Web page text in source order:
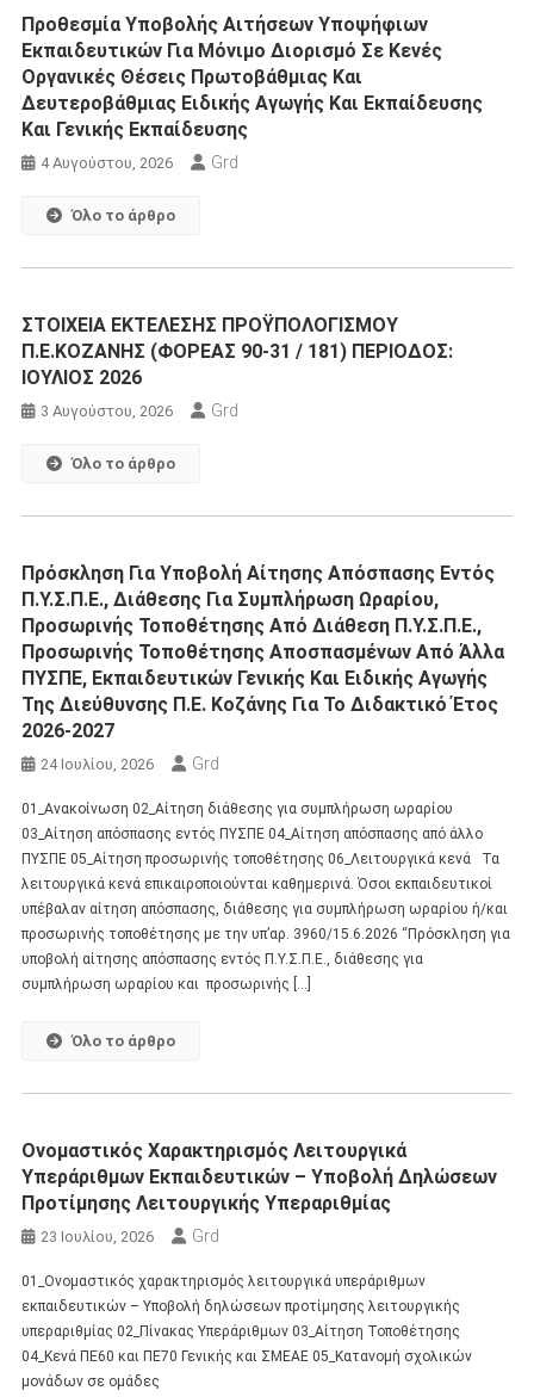
Προθεσμία Υποβολής Αιτήσεων Υποψήφιων
Εκπαιδευτικών Για Μόνιμο Διορισμό Σε Κενές
Οργανικές Θέσεις Πρωτοβάθμιας Και
Δευτεροβάθμιας Ειδικής Αγωγής Και Εκπαίδευσης
Και Γενικής Εκπαίδευσης
4 Αυγούστου, 2026 Grd
Όλο το άρθρο
ΣΤΟΙΧΕΙΑ ΕΚΤΕΛΕΣΗΣ ΠΡΟΫΠΟΛΟΓΙΣΜΟΥ
Π.Ε.ΚΟΖΑΝΗΣ (ΦΟΡΕΑΣ 90-31 / 181) ΠΕΡΙΟΔΟΣ:
ΙΟΥΛΙΟΣ 2026
3 Αυγούστου, 2026 Grd
Όλο το άρθρο
Πρόσκληση Για Υποβολή Αίτησης Απόσπασης Εντός
Π.Υ.Σ.Π.Ε., Διάθεσης Για Συμπλήρωση Ωραρίου,
Προσωρινής Τοποθέτησης Από Διάθεση Π.Υ.Σ.Π.Ε.,
Προσωρινής Τοποθέτησης Αποσπασμένων Από Άλλα
ΠΥΣΠΕ, Εκπαιδευτικών Γενικής Και Ειδικής Αγωγής
Της Διεύθυνσης Π.Ε. Κοζάνης Για Το Διδακτικό Έτος
2026-2027
24 Ιουλίου, 2026 Grd
01_Ανακοίνωση 02_Αίτηση διάθεσης για συμπλήρωση ωραρίου
03_Αίτηση απόσπασης εντός ΠΥΣΠΕ 04_Αίτηση απόσπασης από άλλο
ΠΥΣΠΕ 05_Αίτηση προσωρινής τοποθέτησης 06_Λειτουργικά κενά Τα
λειτουργικά κενά επικαιροποιούνται καθημερινά. Όσοι εκπαιδευτικοί
υπέβαλαν αίτηση απόσπασης, διάθεσης για συμπλήρωση ωραρίου ή/και
προσωρινής τοποθέτησης με την υπ’αρ. 3960/15.6.2026 “Πρόσκληση για
υποβολή αίτησης απόσπασης εντός Π.Υ.Σ.Π.Ε., διάθεσης για
συμπλήρωση ωραρίου και προσωρινής […]
Όλο το άρθρο
Ονομαστικός Χαρακτηρισμός Λειτουργικά
Υπεράριθμων Εκπαιδευτικών – Υποβολή Δηλώσεων
Προτίμησης Λειτουργικής Υπεραριθμίας
23 Ιουλίου, 2026 Grd
01_Ονομαστικός χαρακτηρισμός λειτουργικά υπεράριθμων
εκπαιδευτικών – Υποβολή δηλώσεων προτίμησης λειτουργικής
υπεραριθμίας 02_Πίνακας Υπεράριθμων 03_Αίτηση Τοποθέτησης
04_Κενά ΠΕ60 και ΠΕ70 Γενικής και ΣΜΕΑΕ 05_Κατανομή σχολικών
μονάδων σε ομάδες